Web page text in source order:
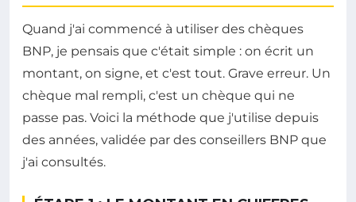
Quand j'ai commencé à utiliser des chèques
BNP, je pensais que c'était simple : on écrit un
montant, on signe, et c'est tout. Grave erreur. Un
chèque mal rempli, c'est un chèque qui ne
passe pas. Voici la méthode que j'utilise depuis
des années, validée par des conseillers BNP que
j'ai consultés.